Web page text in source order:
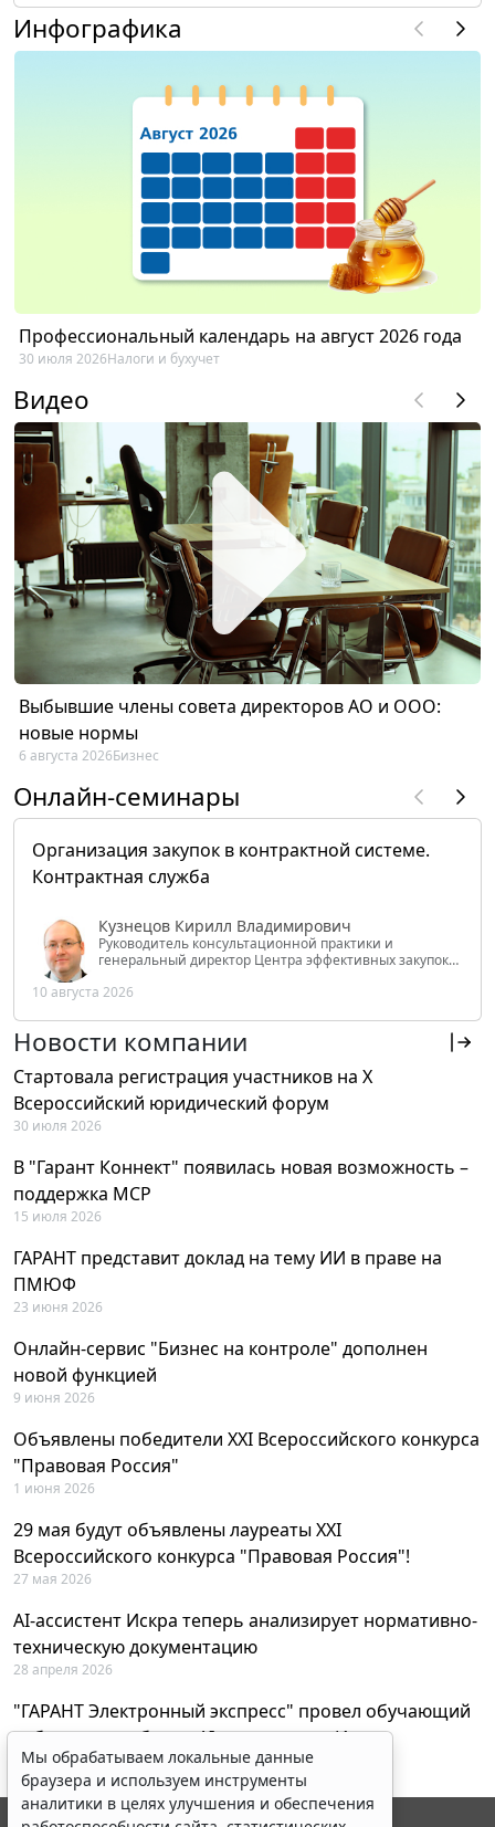
Инфографика
Профессиональный календарь на август 2026 года
30 июля 2026Налоги и бухучет
Видео
Выбывшие члены совета директоров АО и ООО:
новые нормы
6 августа 2026Бизнес
Онлайн-семинары
Организация закупок в контрактной системе.
Контрактная служба
Кузнецов Кирилл Владимирович
Руководитель консультационной практики и
генеральный директор Центра эффективных закупок
РФ
10 августа 2026
Новости компании
Стартовала регистрация участников на X
Всероссийский юридический форум
30 июля 2026
В "Гарант Коннект" появилась новая возможность –
поддержка MCP
15 июля 2026
ГАРАНТ представит доклад на тему ИИ в праве на
ПМЮФ
23 июня 2026
Онлайн-сервис "Бизнес на контроле" дополнен
новой функцией
9 июня 2026
Объявлены победители XXI Всероссийского конкурса
"Правовая Россия"
1 июня 2026
29 мая будут объявлены лауреаты XXI
Всероссийского конкурса "Правовая Россия"!
27 мая 2026
AI-ассистент Искра теперь анализирует нормативно-
техническую документацию
28 апреля 2026
"ГАРАНТ Электронный экспресс" провел обучающий
вебинар по работе с AI-ассистентом Искра
23 апреля 2026
Мы обрабатываем локальные данные
браузера и используем инструменты
аналитики в целях улучшения и обеспечения